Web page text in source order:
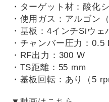
・ターゲット材：酸化
・使用ガス：アルゴン（
・基板：4インチSiウェ
・チャンバー圧力：0.5
・RF出力：300 W
・TS距離：55 mm
・基板回転：あり（5